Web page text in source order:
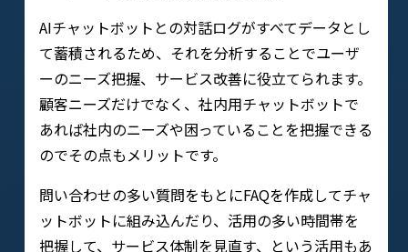
AIチャットボットとの対話ログがすべてデータとし
て蓄積されるため、それを分析することでユーザ
ーのニーズ把握、サービス改善に役立てられます。
顧客ニーズだけでなく、社内用チャットボットで
あれば社内のニーズや困っていることを把握できる
のでその点もメリットです。
問い合わせの多い質問をもとにFAQを作成してチャ
ットボットに組み込んだり、活用の多い時間帯を
把握して、サービス体制を見直す、という活用もあ